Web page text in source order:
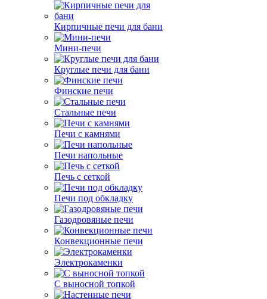
Кирпичные печи для бани
Мини-печи
Круглые печи для бани
Финские печи
Стальные печи
Печи с камнями
Печи напольные
Печь с сеткой
Печи под обкладку
Газодровяные печи
Конвекционные печи
Электрокаменки
С выносной топкой